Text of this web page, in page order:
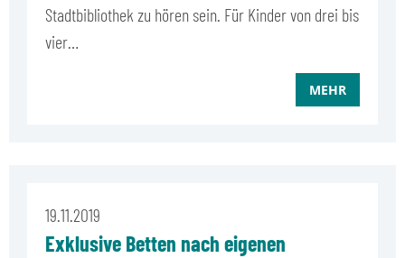
Stadtbibliothek zu hören sein. Für Kinder von drei bis
vier…
MEHR
19.11.2019
Exklusive Betten nach eigenen